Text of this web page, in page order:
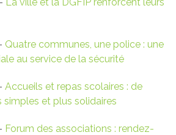
Quatre communes, une police : une
au service de la sécurité
Accueils et repas scolaires : de
et plus solidaires
Forum des associations : rendez-